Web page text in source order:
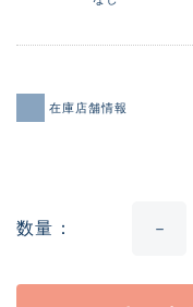
在庫店舗情報
数量